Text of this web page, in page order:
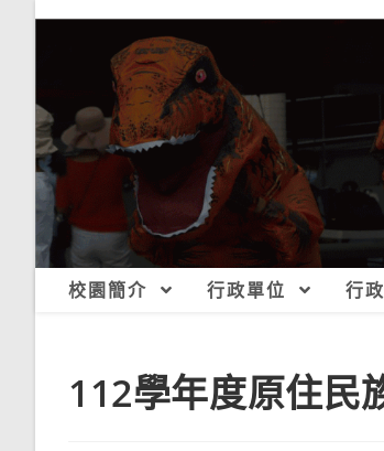
校園簡介 行政單位 行
112學年度原住民